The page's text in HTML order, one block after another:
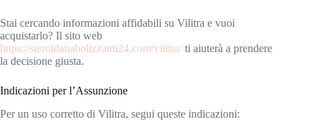
Stai cercando informazioni affidabili su Vilitra e vuoi
acquistarlo? Il sito web
https://steroidanabolizzanti24.com/vilitra/ ti aiuterà a prendere
la decisione giusta.
Indicazioni per l’Assunzione
Per un uso corretto di Vilitra, segui queste indicazioni: